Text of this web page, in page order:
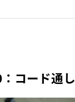
コード通し